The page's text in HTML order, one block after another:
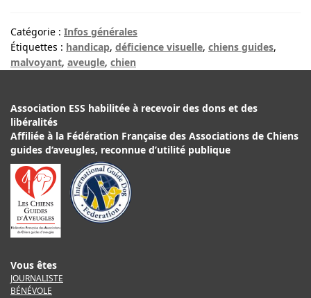
Catégorie : Infos générales
Étiquettes : handicap, déficience visuelle, chiens guides,
malvoyant, aveugle, chien
Association ESS habilitée à recevoir des dons et des
libéralités
Affiliée à la Fédération Française des Associations de Chiens
guides d’aveugles, reconnue d’utilité publique
Vous êtes
JOURNALISTE
BÉNÉVOLE